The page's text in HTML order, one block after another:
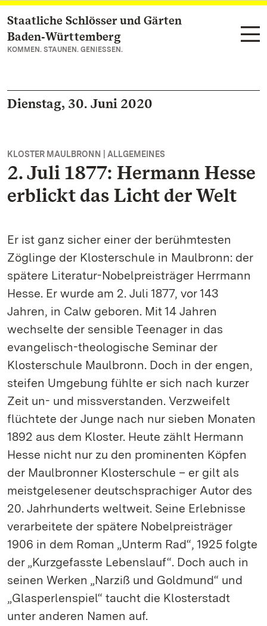
Zum Hauptinhalt springen
Staatliche Schlösser und Gärten
Baden‑Württemberg
KOMMEN. STAUNEN. GENIESSEN.
Dienstag, 30. Juni 2020
KLOSTER MAULBRONN | ALLGEMEINES
2. Juli 1877: Hermann Hesse
erblickt das Licht der Welt
Er ist ganz sicher einer der berühmtesten
Zöglinge der Klosterschule in Maulbronn: der
spätere Literatur-Nobelpreisträger Herrmann
Hesse. Er wurde am 2. Juli 1877, vor 143
Jahren, in Calw geboren. Mit 14 Jahren
wechselte der sensible Teenager in das
evangelisch-theologische Seminar der
Klosterschule Maulbronn. Doch in der engen,
steifen Umgebung fühlte er sich nach kurzer
Zeit un- und missverstanden. Verzweifelt
flüchtete der Junge nach nur sieben Monaten
1892 aus dem Kloster. Heute zählt Hermann
Hesse nicht nur zu den prominenten Köpfen
der Maulbronner Klosterschule – er gilt als
meistgelesener deutschsprachiger Autor des
20. Jahrhunderts weltweit. Seine Erlebnisse
verarbeitete der spätere Nobelpreisträger
1906 in dem Roman „Unterm Rad“, 1925 folgte
der „Kurzgefasste Lebenslauf“. Doch auch in
seinen Werken „Narziß und Goldmund“ und
„Glasperlenspiel“ taucht die Klosterstadt
unter anderen Namen auf.